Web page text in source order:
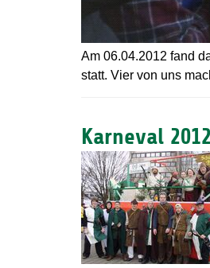
Am 06.04.2012 fand
statt. Vier von uns
Karneval 2012